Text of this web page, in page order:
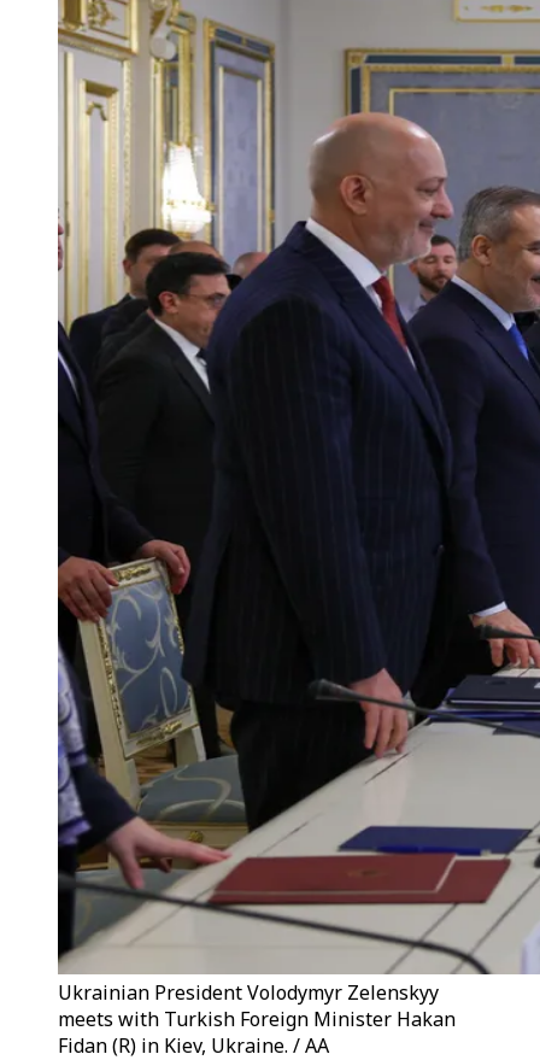
Ukrainian President Volodymyr Zelenskyy
meets with Turkish Foreign Minister Hakan
Fidan (R) in Kiev, Ukraine. / AA